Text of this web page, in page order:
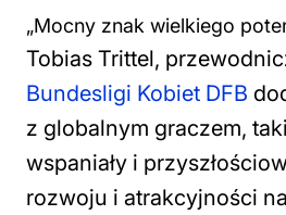
„Mocny znak wielkiego
Tobias Trittel,
Bundesligi Kobiet DFB
z globalnym graczem,
wspaniały i
rozwoju i atrakcyjności